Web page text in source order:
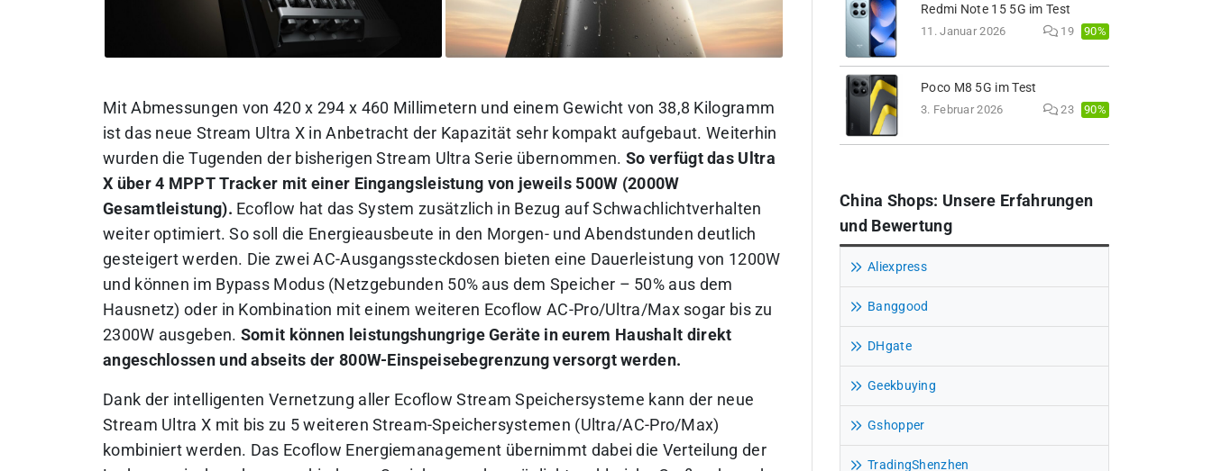
Mit Abmessungen von 420 x 294 x 460 Millimetern und einem Gewicht von 38,8 Kilogramm
ist das neue Stream Ultra X in Anbetracht der Kapazität sehr kompakt aufgebaut. Weiterhin
wurden die Tugenden der bisherigen Stream Ultra Serie übernommen. So verfügt das Ultra
X über 4 MPPT Tracker mit einer Eingangsleistung von jeweils 500W (2000W
Gesamtleistung). Ecoflow hat das System zusätzlich in Bezug auf Schwachlichtverhalten
weiter optimiert. So soll die Energieausbeute in den Morgen- und Abendstunden deutlich
gesteigert werden. Die zwei AC-Ausgangssteckdosen bieten eine Dauerleistung von 1200W
und können im Bypass Modus (Netzgebunden 50% aus dem Speicher – 50% aus dem
Hausnetz) oder in Kombination mit einem weiteren Ecoflow AC-Pro/Ultra/Max sogar bis zu
2300W ausgeben. Somit können leistungshungrige Geräte in eurem Haushalt direkt
angeschlossen und abseits der 800W-Einspeisebegrenzung versorgt werden.
Dank der intelligenten Vernetzung aller Ecoflow Stream Speichersysteme kann der neue
Stream Ultra X mit bis zu 5 weiteren Stream-Speichersystemen (Ultra/AC-Pro/Max)
kombiniert werden. Das Ecoflow Energiemanagement übernimmt dabei die Verteilung der
Redmi Note 15 5G im Test
11. Januar 2026 19 90%
Poco M8 5G im Test
3. Februar 2026 23 90%
China Shops: Unsere Erfahrungen
und Bewertung
Aliexpress
Banggood
DHgate
Geekbuying
Gshopper
TradingShenzhen